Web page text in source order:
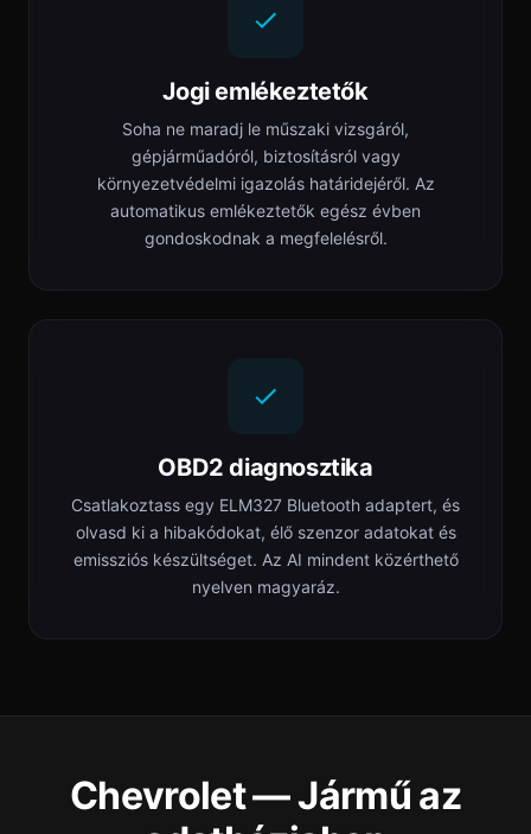
Jogi emlékeztetők
Soha ne maradj le műszaki vizsgáról,
gépjárműadóról, biztosításról vagy
környezetvédelmi igazolás határidejéről. Az
automatikus emlékeztetők egész évben
gondoskodnak a megfelelésről.
OBD2 diagnosztika
Csatlakoztass egy ELM327 Bluetooth adaptert, és
olvasd ki a hibakódokat, élő szenzor adatokat és
emissziós készültséget. Az AI mindent közérthető
nyelven magyaráz.
Chevrolet — Jármű az